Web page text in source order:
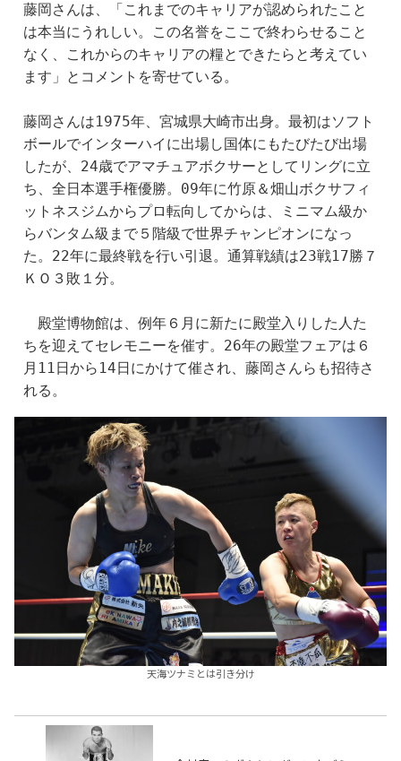
藤岡さんは、「これまでのキャリアが認められたこと
は本当にうれしい。この名誉をここで終わらせること
なく、これからのキャリアの糧とできたらと考えてい
ます」とコメントを寄せている。
藤岡さんは1975年、宮城県大崎市出身。最初はソフト
ボールでインターハイに出場し国体にもたびたび出場
したが、24歳でアマチュアボクサーとしてリングに立
ち、全日本選手権優勝。09年に竹原＆畑山ボクサフィ
ットネスジムからプロ転向してからは、ミニマム級か
らバンタム級まで５階級で世界チャンピオンになっ
た。22年に最終戦を行い引退。通算戦績は23戦17勝７
ＫＯ３敗１分。
殿堂博物館は、例年６月に新たに殿堂入りした人た
ちを迎えてセレモニーを催す。26年の殿堂フェアは６
月11日から14日にかけて催され、藤岡さんらも招待さ
れる。
天海ツナミとは引き分け